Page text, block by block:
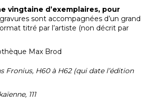
vingtaine d’exemplaires, pour
sont accompagnées d’un grand
titré par l’artiste (non décrit par
Max Brod
Fronius, H60 à H62 (qui date l’édition
111